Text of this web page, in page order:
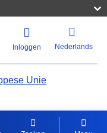
Inloggen Nederlands
Unie